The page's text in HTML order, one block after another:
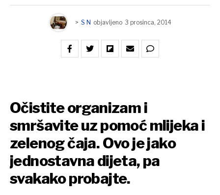
> S N objavljeno 3 prosinca, 2014
Očistite organizam i
smršavite uz pomoć mlijeka i
zelenog čaja. Ovo je jako
jednostavna dijeta, pa
svakako probajte.